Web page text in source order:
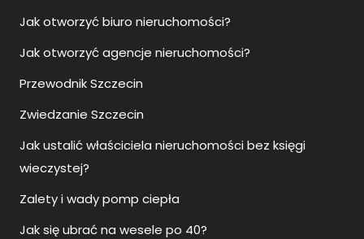
Jak otworzyć biuro nieruchomości?
Jak otworzyć agencje nieruchomości?
Przewodnik Szczecin
Zwiedzanie Szczecin
Jak ustalić właściciela nieruchomości bez księgi
wieczystej?
Zalety i wady pomp ciepła
Jak się ubrać na wesele po 40?